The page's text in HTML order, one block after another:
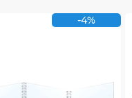
-4%